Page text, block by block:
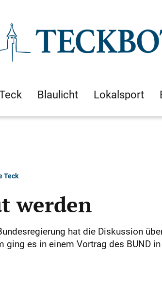
Blaulicht Lokalsport
Teck
werden
hat die Diskussion
es in einem Vortrag des BUND